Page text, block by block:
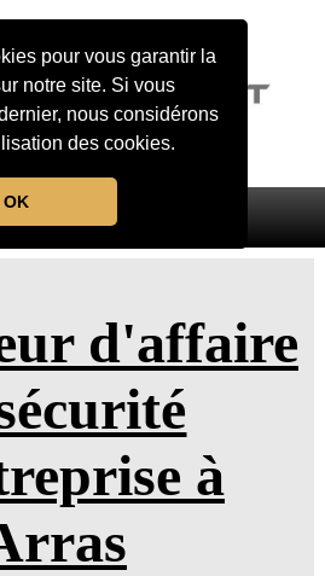
pour vous garantir la
notre site. Si vous
nous considérons
des cookies.
OK
d'affaire
à